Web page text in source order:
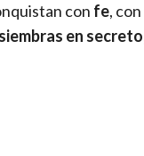
con fe, con
en